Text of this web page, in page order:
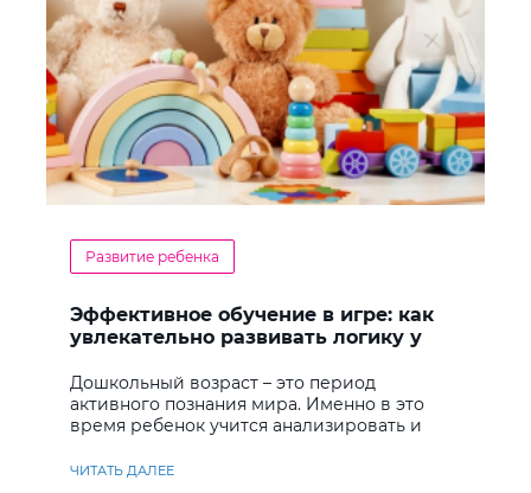
Развитие ребенка
Эффективное обучение в игре: как
увлекательно развивать логику у
Дошкольный возраст – это период
активного познания мира. Именно в это
время ребенок учится анализировать и
ЧИТАТЬ ДАЛЕЕ